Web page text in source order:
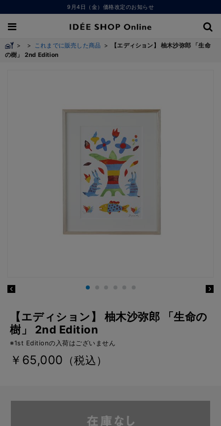
9月4日（金）価格改定のお知らせ
> > これまでに販売した商品 >
【エディション】 柚木沙弥郎 「生命
の樹」 2nd Edition
【エディション】 柚木沙弥郎 「生命の
樹」 2nd Edition
※1st Editionの入荷はございません
￥65,000 （税込）